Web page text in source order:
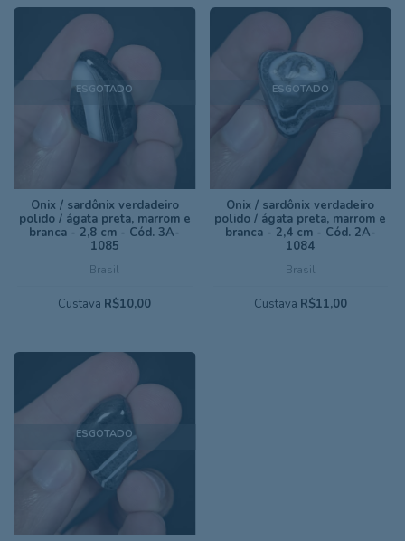
ESGOTADO
Brasil
Ônix / sardônix verdadeiro
polido / ágata preta, marrom e
branca - 2,8 cm - Cód. 3A-
1085
Custava R$10,00
ESGOTADO
Brasil
Ônix / sardônix verdadeiro
polido / ágata preta, marrom e
branca - 2,4 cm - Cód. 2A-
1084
Custava R$11,00
ESGOTADO